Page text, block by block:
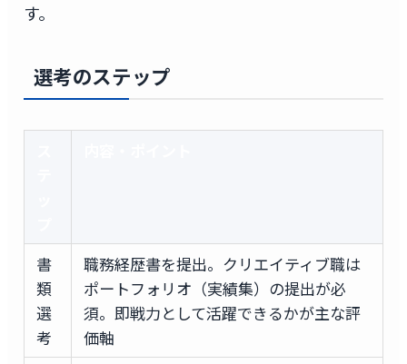
す。
選考のステップ
書
類
選
考
職務経歴書を提出。クリエイティブ職は
ポートフォリオ（実績集）の提出が必
須。即戦力として活躍できるかが主な評
価軸